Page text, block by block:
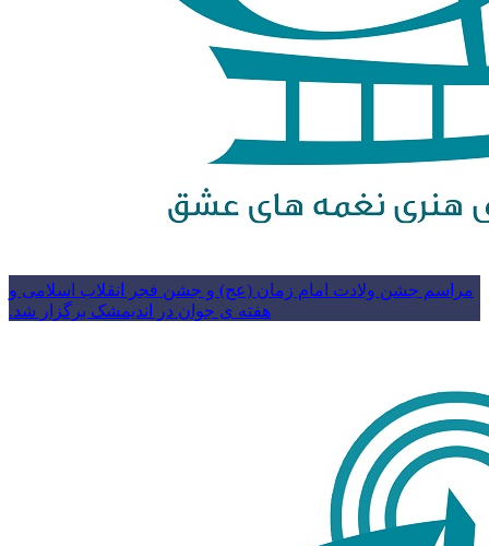
مراسم جشن ولادت امام زمان (عج) و جشن فجر انقلاب اسلامی و
هفته ی جوان در اندیمشک برگزار شد.